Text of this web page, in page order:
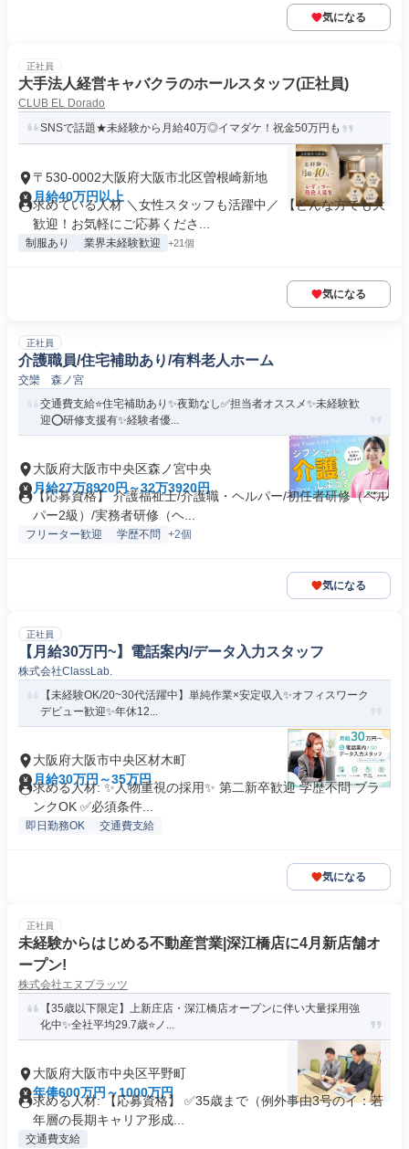
気になる
正社員
大手法人経営キャバクラのホールスタッフ(正社員)
CLUB EL Dorado
SNSで話題★未経験から月給40万◎イマダケ！祝金50万円も
〒530-0002大阪府大阪市北区曽根崎新地
月給40万円以上
求めている人材 ＼女性スタッフも活躍中／ 【どんな方でも大
歓迎！お気軽にご応募くださ...
制服あり 業界未経験歓迎 +21個
気になる
正社員
介護職員/住宅補助あり/有料老人ホーム
交欒 森ノ宮
交通費支給⭐️住宅補助あり✨夜勤なし✅️担当者オススメ✨未経験歓
迎⭕️研修支援有✨経験者優...
大阪府大阪市中央区森ノ宮中央
月給27万8920円～32万3920円
【応募資格】 介護福祉士/介護職・ヘルパー/初任者研修（ヘル
パー2級）/実務者研修（ヘ...
フリーター歓迎 学歴不問 +2個
気になる
正社員
【月給30万円~】電話案内/データ入力スタッフ
株式会社ClassLab.
【未経験OK/20~30代活躍中】単純作業×安定収入✨オフィスワーク
デビュー歓迎✨年休12...
大阪府大阪市中央区材木町
月給30万円～35万円
求める人材: ✨人物重視の採用✨ 第二新卒歓迎 学歴不問 ブラ
ンクOK ✅必須条件...
即日勤務OK 交通費支給
気になる
正社員
未経験からはじめる不動産営業|深江橋店に4月新店舗オ
ープン!
株式会社エヌプラッツ
【35歳以下限定】上新庄店・深江橋店オープンに伴い大量採用強
化中✨全社平均29.7歳⭐️ノ...
大阪府大阪市中央区平野町
年俸600万円～1000万円
求める人材: 【応募資格】 ✅35歳まで（例外事由3号のイ：若
年層の長期キャリア形成...
交通費支給